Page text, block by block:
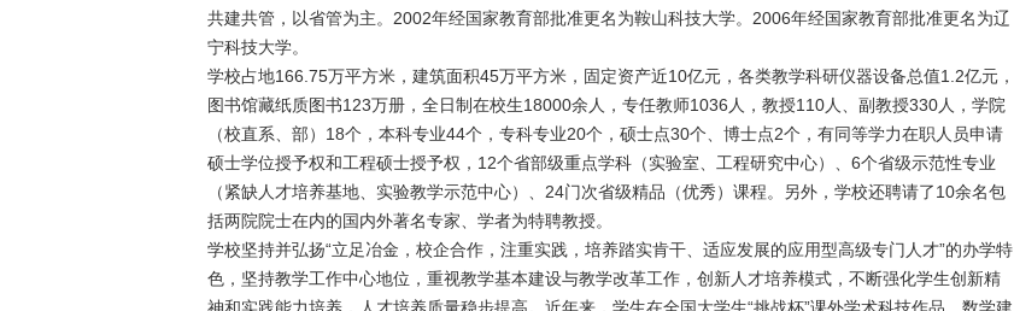
共建共管，以省管为主。2002年经国家教育部批准更名为鞍山科技大学。2006年经国家教育部批准更名为辽
宁科技大学。
学校占地166.75万平方米，建筑面积45万平方米，固定资产近10亿元，各类教学科研仪器设备总值1.2亿元，
图书馆藏纸质图书123万册，全日制在校生18000余人，专任教师1036人，教授110人、副教授330人，学院
（校直系、部）18个，本科专业44个，专科专业20个，硕士点30个、博士点2个，有同等学力在职人员申请
硕士学位授予权和工程硕士授予权，12个省部级重点学科（实验室、工程研究中心）、6个省级示范性专业
（紧缺人才培养基地、实验教学示范中心）、24门次省级精品（优秀）课程。另外，学校还聘请了10余名包
括两院院士在内的国内外著名专家、学者为特聘教授。
学校坚持并弘扬“立足冶金，校企合作，注重实践，培养踏实肯干、适应发展的应用型高级专门人才”的办学特
色，坚持教学工作中心地位，重视教学基本建设与教学改革工作，创新人才培养模式，不断强化学生创新精